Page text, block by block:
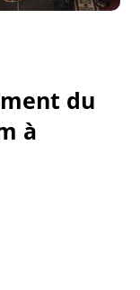
du
à